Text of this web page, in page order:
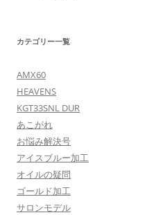
カテゴリー一覧
AMX60
HEAVENS
KGT33SNL DUR
あこがれ
お悩み解決号
アイスブルー加工
オイルの疑問
ゴールド加工
サロンモデル